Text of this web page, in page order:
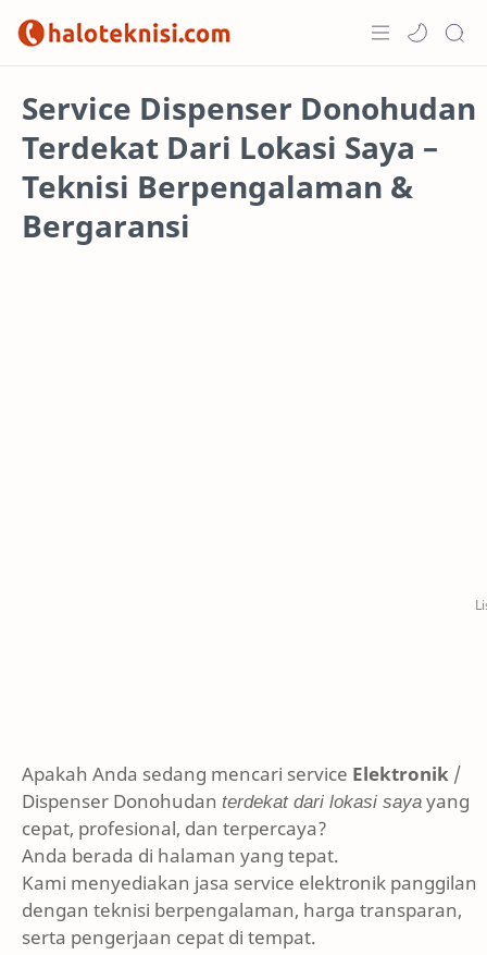
Projects
Service Dispenser Donohudan
Terdekat Dari Lokasi Saya –
Teknisi Berpengalaman &
Bergaransi
Apakah Anda sedang mencari service Elektronik /
Dispenser Donohudan terdekat dari lokasi sayayang
cepat, profesional, dan terpercaya?
Anda berada di halaman yang tepat.
Kami menyediakan jasa service elektronik panggilan
dengan teknisi berpengalaman, harga transparan,
serta pengerjaan cepat di tempat.